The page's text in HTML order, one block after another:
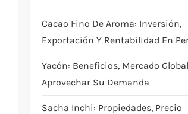
Cacao Fino De Aroma: Inversión,
Exportación Y Rentabilidad En
Yacón: Beneficios, Mercado
Aprovechar Su Demanda
Sacha Inchi: Propiedades, Precio